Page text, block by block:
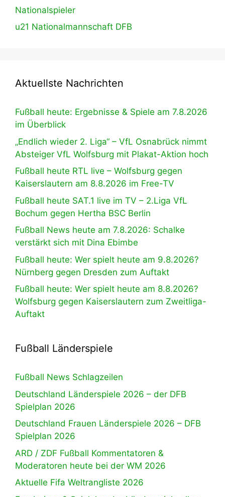
Nationalspieler
u21 Nationalmannschaft DFB
Aktuellste Nachrichten
Fußball heute: Ergebnisse & Spiele am 7.8.2026
im Überblick
„Endlich wieder 2. Liga“ – VfL Osnabrück nimmt
Absteiger VfL Wolfsburg mit Plakat-Aktion hoch
Fußball heute RTL live – Wolfsburg gegen
Kaiserslautern am 8.8.2026 im Free-TV
Fußball heute SAT.1 live im TV – 2.Liga VfL
Bochum gegen Hertha BSC Berlin
Fußball News heute am 7.8.2026: Schalke
verstärkt sich mit Dina Ebimbe
Fußball heute: Wer spielt heute am 9.8.2026?
Nürnberg gegen Dresden zum Auftakt
Fußball heute: Wer spielt heute am 8.8.2026?
Wolfsburg gegen Kaiserslautern zum Zweitliga-
Auftakt
Fußball Länderspiele
Fußball News Schlagzeilen
Deutschland Länderspiele 2026 – der DFB
Spielplan 2026
Deutschland Frauen Länderspiele 2026 – DFB
Spielplan 2026
ARD / ZDF Fußball Kommentatoren &
Moderatoren heute bei der WM 2026
Aktuelle Fifa Weltrangliste 2026